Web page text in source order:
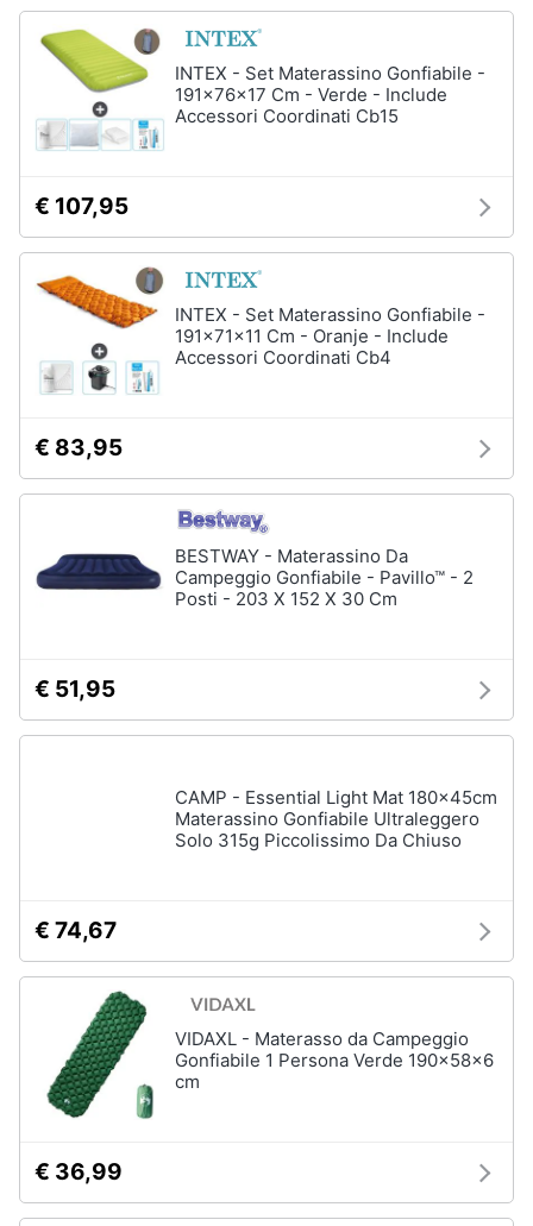
INTEX - Set Materassino Gonfiabile -
191x76x17 Cm - Verde - Include
Accessori Coordinati Cb15
€ 107,95
INTEX - Set Materassino Gonfiabile -
191x71x11 Cm - Oranje - Include
Accessori Coordinati Cb4
€ 83,95
BESTWAY - Materassino Da
Campeggio Gonfiabile - Pavillo™ - 2
Posti - 203 X 152 X 30 Cm
€ 51,95
CAMP - Essential Light Mat 180x45cm
Materassino Gonfiabile Ultraleggero
Solo 315g Piccolissimo Da Chiuso
€ 74,67
VIDAXL - Materasso da Campeggio
Gonfiabile 1 Persona Verde 190x58x6
cm
€ 36,99